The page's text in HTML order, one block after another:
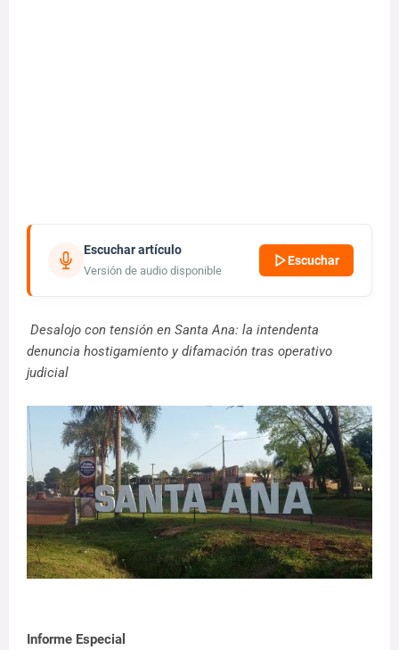
Escuchar artículo
Versión de audio disponible
Escuchar
Desalojo con tensión en Santa Ana: la intendenta
denuncia hostigamiento y difamación tras operativo
judicial
Informe Especial